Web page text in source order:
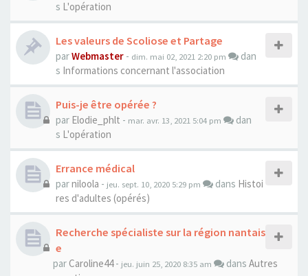
s L'opération
Les valeurs de Scoliose et Partage
parWebmaster - dim. mai 02, 2021 2:20 pm
dan
s Informations concernant l'association
Puis-je être opérée ?
par Elodie_phlt - mar. avr. 13, 2021 5:04 pm
dan
s L'opération
Errance médical
parniloola - jeu. sept. 10, 2020 5:29 pm dans Histoi
res d'adultes (opérés)
Recherche spécialiste sur la région nantais
e
par Caroline44- jeu. juin 25, 2020 8:35 am dans Autres